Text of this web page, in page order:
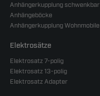
Anhängerkupplung schwenkbar
Anhängeböcke
Anhängerkupplung Wohnmobile
Elektrosätze
Elektrosatz 7-polig
Elektrosatz 13-polig
Elektrosatz Adapter